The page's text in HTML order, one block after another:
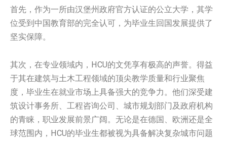
首先，作为一所由汉堡州政府官方认证的公立大学，其学
位受到中国教育部的完全认可，为毕业生回国发展提供了
坚实保障。
其次，在专业领域内，HCU的文凭享有极高的声誉。得益
于其在建筑与土木工程领域的顶尖教学质量和行业聚焦
度，毕业生在就业市场上具备强大的竞争力。他们深受建
筑设计事务所、工程咨询公司、城市规划部门及政府机构
的青睐，职业发展前景广阔。无论是在德国、欧洲还是全
球范围内，HCU的毕业生都被视为具备解决复杂城市问题